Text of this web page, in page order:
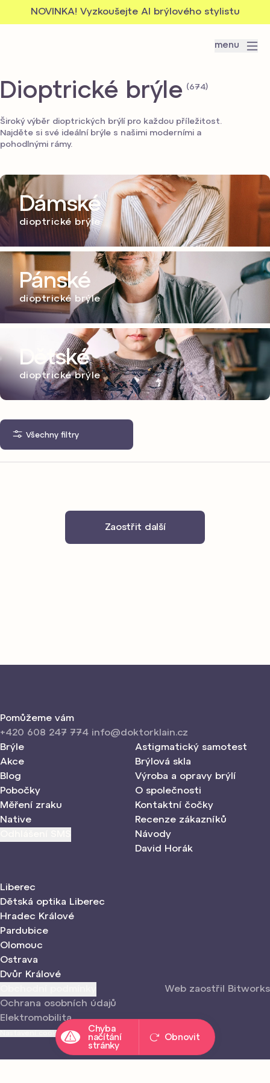
NOVINKA! Vyzkoušejte AI brýlového stylistu
Chyba
načítání
stránky
Obnovit
menu
Dioptrické brýle (674)
Široký výběr dioptrických brýlí pro každou příležitost.
Najděte si své ideální brýle s našimi moderními a
pohodlnými rámy.
Dámské
dioptrické brýle
Pánské
dioptrické brýle
Dětské
dioptrické brýle
Všechny filtry
Zaostřit další
Pomůžeme vám
+420 608 247 774 info@doktorklain.cz
Brýle
Akce
Blog
Pobočky
Měření zraku
Native
Astigmatický samotest
Brýlová skla
Výroba a opravy brýlí
O společnosti
Kontaktní čočky
Recenze zákazníků
Návody
David Horák
Liberec
Dětská optika Liberec
Hradec Králové
Pardubice
Olomouc
Ostrava
Dvůr Králové
Ochrana osobních údajů
Elektromobilita
Nastavení cookies
Web zaostřil Bitworks